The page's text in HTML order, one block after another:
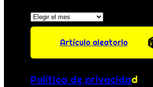
Archivos
Artículo aleatorio
Política de privacidad